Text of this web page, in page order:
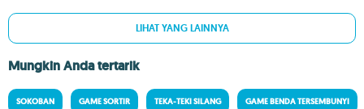
LIHAT YANG LAINNYA
Mungkin Anda tertarik
SOKOBAN GAME SORTIR TEKA-TEKI SILANG GAME BENDA TERSEMBUNYI